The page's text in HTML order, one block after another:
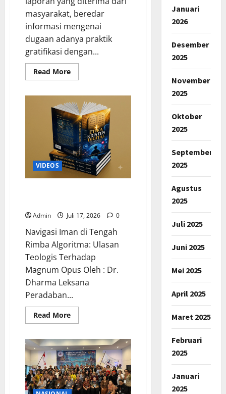
masyarakat, beredar
informasi mengenai
dugaan adanya praktik
gratifikasi dengan...
Read MoreRead
more
Pejabat
Disdik
Kota
Bandung
Bagikan
Uang:
Upaya
Konfirmasi
Terus
Terhalang
VIDEOS
Admin Juli 17, 2026 0
Navigasi Iman di Tengah
Rimba Algoritma: Ulasan
Teologis Terhadap
Magnum Opus Oleh : Dr.
Dharma Leksana
Peradaban...
Read MoreRead
more
BUKU
BARU
ETIKA
KRISTEN
DIGITAL
Januari
2026
Desember
2025
November
2025
Oktober
2025
September
2025
Agustus
2025
Juli 2025
Juni 2025
Mei 2025
April 2025
Maret 2025
Februari
2025
Januari
2025